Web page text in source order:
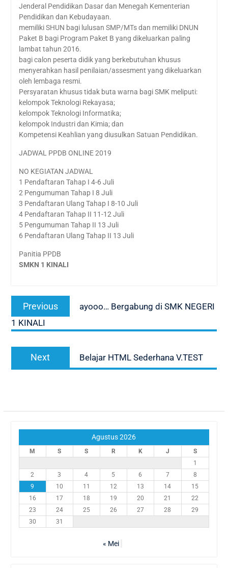
Jenderal Pendidikan Dasar dan Menegah Kementerian
Pendidikan dan Kebudayaan.
memiliki SHUN bagi lulusan SMP/MTs dan memiliki DNUN
Paket B bagi Program Paket B yang dikeluarkan paling
lambat tahun 2016.
bagi calon peserta didik yang berkebutuhan khusus
menyerahkan hasil penilaian/assesment yang dikeluarkan
oleh lembaga resmi.
Persyaratan khusus tidak buta warna bagi SMK meliputi:
kelompok Teknologi Rekayasa;
kelompok Teknologi Informatika;
kelompok Industri dan Kimia; dan
Kompetensi Keahlian yang diusulkan Satuan Pendidikan.
JADWAL PPDB ONLINE 2019
NO KEGIATAN JADWAL
1 Pendaftaran Tahap I 4-6 Juli
2 Pengumuman Tahap I 8 Juli
3 Pendaftaran Ulang Tahap I 8-10 Juli
4 Pendaftaran Tahap II 11-12 Juli
5 Pengumuman Tahap II 13 Juli
6 Pendaftaran Ulang Tahap II 13 Juli
Panitia PPDB
SMKN 1 KINALI
Navigasi
posPrevious
post:
ayooo… Bergabung di SMK NEGERI
1 KINALI
Next
Next
post:
Belajar HTML Sederhana V.TEST
Agustus 2026
M S S R K J
S
1
2
3 4 5 6 7
8
9
10 11 12 13 14
15
16
17 18 19 20 21
22
23
24 25 26 27 28
29
30
31
« Mei